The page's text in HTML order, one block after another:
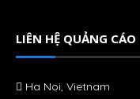
LIÊN HỆ QUẢNG CÁO
Ha Noi, Vietnam